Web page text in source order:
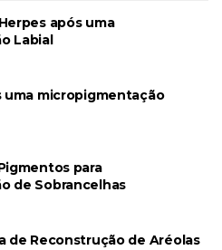
após uma
Labial
uma micropigmentação
para
de Sobrancelhas
de Reconstrução de Aréolas